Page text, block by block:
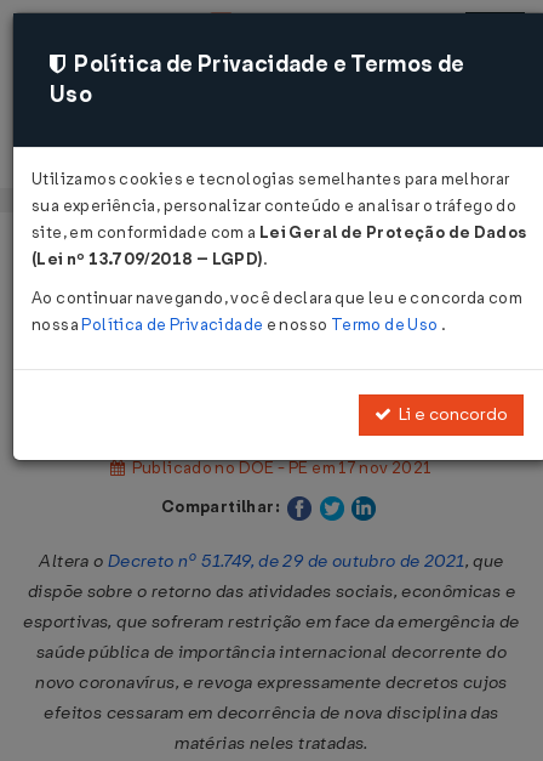
Acessar
Página Inicial
Legislações
Decreto Nº 51790 DE 16/11/2021
Publicado no DOE - PE em 17 nov 2021
Compartilhar:
Altera o Decreto nº 51.749, de 29 de outubro de 2021, que
dispõe sobre o retorno das atividades sociais, econômicas e
esportivas, que sofreram restrição em face da emergência de
saúde pública de importância internacional decorrente do
novo coronavírus, e revoga expressamente decretos cujos
efeitos cessaram em decorrência de nova disciplina das
matérias neles tratadas.
Política de Privacidade e Termos de
Uso
Utilizamos cookies e tecnologias semelhantes para melhorar
sua experiência, personalizar conteúdo e analisar o tráfego do
site, em conformidade com a Lei Geral de Proteção de Dados
(Lei nº 13.709/2018 – LGPD).
Ao continuar navegando, você declara que leu e concorda com
nossaPolítica de Privacidade e nosso Termo de Uso .
Li e concordo